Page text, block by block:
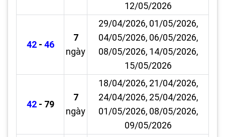
12/05/2026
42- 46
7
ngày
29/04/2026, 01/05/2026,
04/05/2026, 06/05/2026,
08/05/2026, 14/05/2026,
15/05/2026
42- 79
7
ngày
18/04/2026, 21/04/2026,
24/04/2026, 25/04/2026,
01/05/2026, 08/05/2026,
09/05/2026